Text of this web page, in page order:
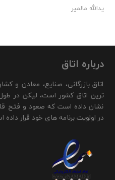
یدالله مالمیر
درباره اتاق
اتاق بازرگانی، صنایع، معادن و
ترین اتاق کشور است، لیکن در
نشان داده است که صعود و فتح
در اولویت برنامه های خود قرار